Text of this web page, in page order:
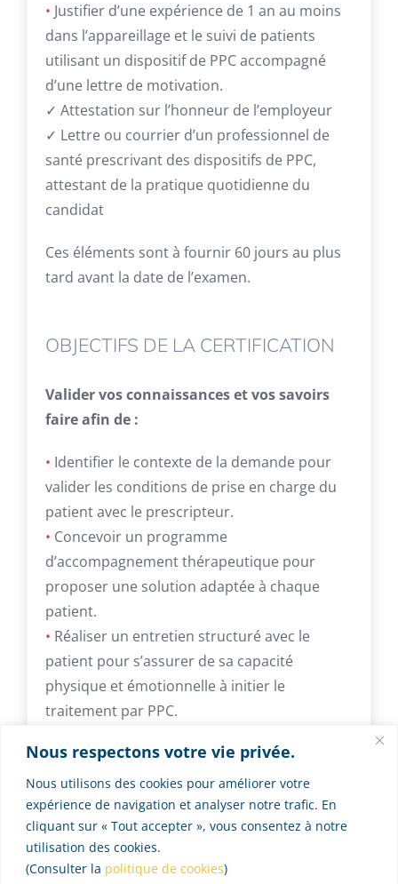
Nous respectons votre vie privée.
Nous utilisons des cookies pour améliorer votre
expérience de navigation et analyser notre trafic. En
cliquant sur « Tout accepter », vous consentez à notre
utilisation des cookies.
(Consulter la politique de cookies)
• Justifier d’une expérience de 1 an au moins
dans l’appareillage et le suivi de patients
utilisant un dispositif de PPC accompagné
d’une lettre de motivation.
✓ Attestation sur l’honneur de l’employeur
✓ Lettre ou courrier d’un professionnel de
santé prescrivant des dispositifs de PPC,
attestant de la pratique quotidienne du
candidat
Ces éléments sont à fournir 60 jours au plus
tard avant la date de l’examen.
OBJECTIFS DE LA CERTIFICATION
Valider vos connaissances et vos savoirs
faire afin de :
• Identifier le contexte de la demande pour
valider les conditions de prise en charge du
patient avec le prescripteur.
• Concevoir un programme
d’accompagnement thérapeutique pour
proposer une solution adaptée à chaque
patient.
• Réaliser un entretien structuré avec le
patient pour s’assurer de sa capacité
physique et émotionnelle à initier le
traitement par PPC.
capacités d’autosoin.
•Organiser un suivi du traitement
respiratoire pour instaurer une relation avec
le patient.
Vérifier l’efficacité du programme